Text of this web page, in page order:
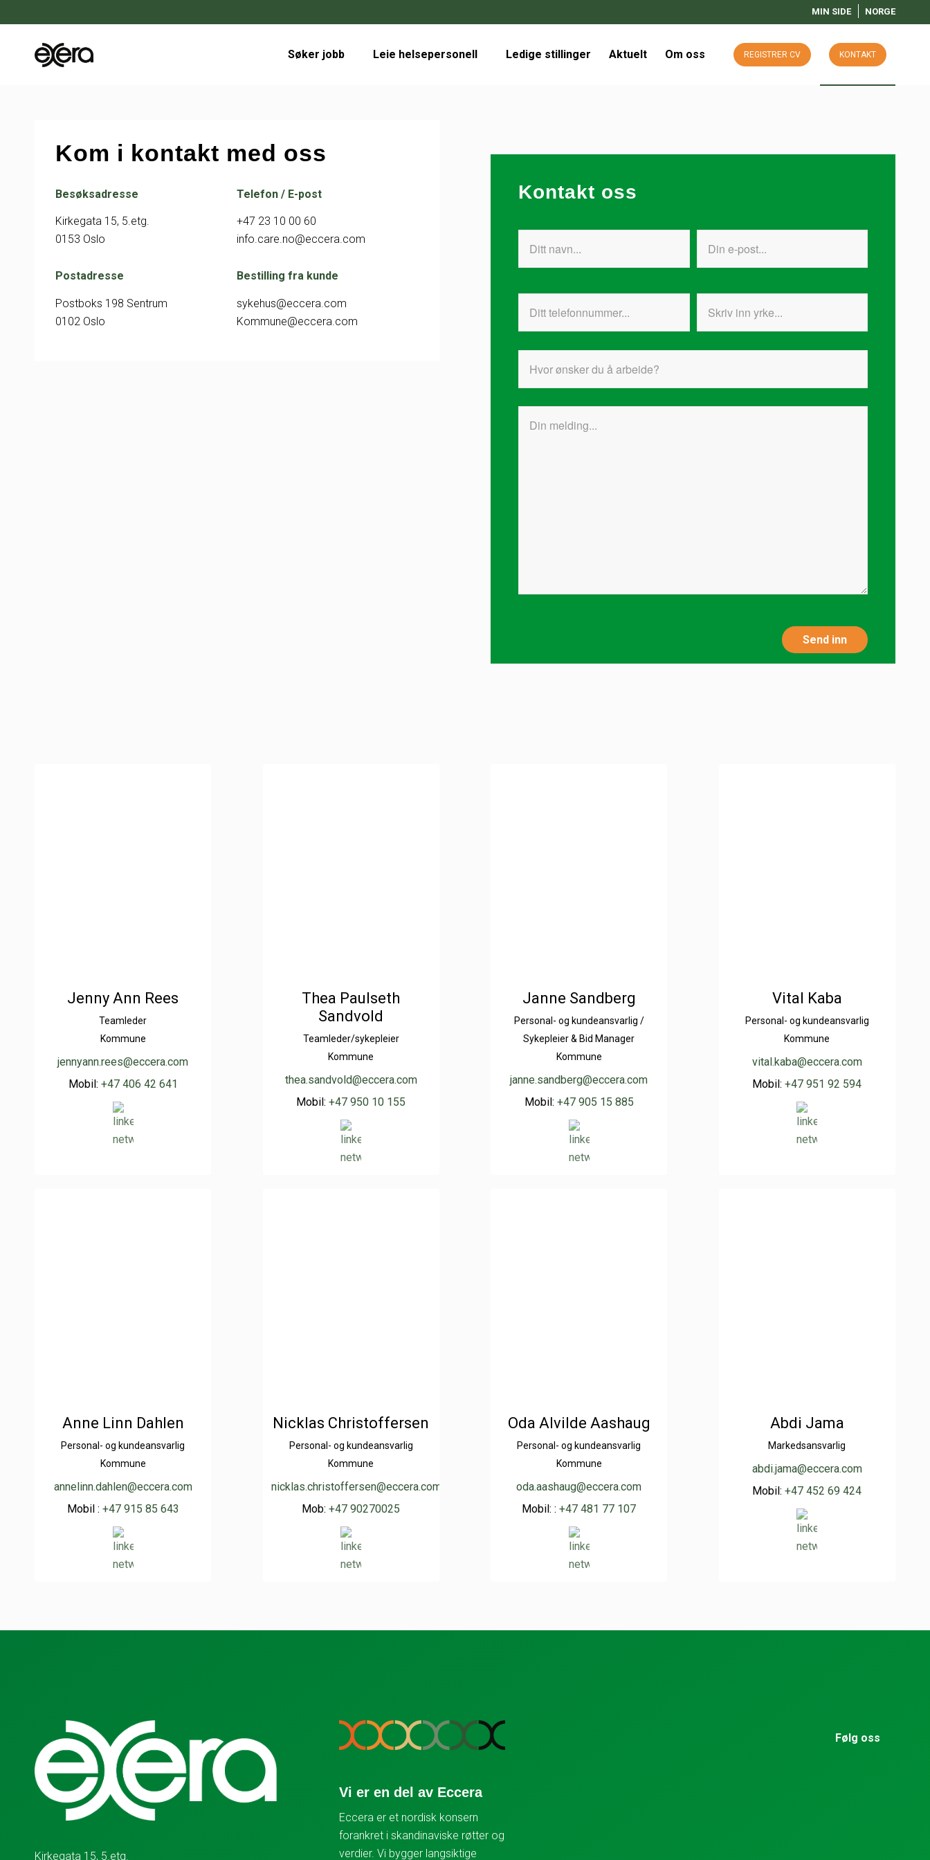
MIN SIDE NORGE
Søker jobb Leie helsepersonell Ledige stillinger Aktuelt Om oss REGISTRER CV KONTAKT
Kom i kontakt med oss
Besøksadresse
Kirkegata 15, 5.etg.
0153 Oslo
Telefon / E-post
+47 23 10 00 60
info.care.no@eccera.com
Postadresse
Postboks 198 Sentrum
0102 Oslo
Bestilling fra kunde
sykehus@eccera.com
Kommune@eccera.com
Kontakt oss
Jenny Ann Rees
Teamleder
Kommune
jennyann.rees@eccera.com
Mobil: +47 406 42 641
Thea Paulseth
Sandvold
Teamleder/sykepleier
Kommune
thea.sandvold@eccera.com
Mobil: +47 950 10 155
Janne Sandberg
Personal- og kundeansvarlig /
Sykepleier & Bid Manager
Kommune
janne.sandberg@eccera.com
Mobil: +47 905 15 885
Vital Kaba
Personal- og kundeansvarlig
Kommune
vital.kaba@eccera.com
Mobil: +47 951 92 594
Anne Linn Dahlen
Personal- og kundeansvarlig
Kommune
annelinn.dahlen@eccera.com
Mobil : +47 915 85 643
Nicklas Christoffersen
Personal- og kundeansvarlig
Kommune
nicklas.christoffersen@eccera.com
Mob: +47 90270025
Oda Alvilde Aashaug
Personal- og kundeansvarlig
Kommune
oda.aashaug@eccera.com
Mobil: : +47 481 77 107
Abdi Jama
Markedsansvarlig
abdi.jama@eccera.com
Mobil: +47 452 69 424
Kirkegata 15, 5.etg.
Vi er en del av Eccera
Eccera er et nordisk konsern
forankret i skandinaviske røtter og
verdier. Vi bygger langsiktige
Følg oss